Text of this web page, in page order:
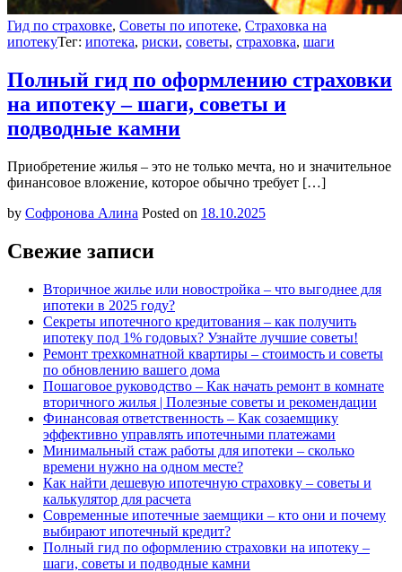
Гид по страховке, Советы по ипотеке, Страховка на
ипотекуТег: ипотека, риски, советы, страховка, шаги
Полный гид по оформлению страховки
на ипотеку – шаги, советы и
подводные камни
Приобретение жилья – это не только мечта, но и значительное
финансовое вложение, которое обычно требует […]
by Софронова Алина Posted on 18.10.2025
Свежие записи
Вторичное жилье или новостройка – что выгоднее для
ипотеки в 2025 году?
Секреты ипотечного кредитования – как получить
ипотеку под 1% годовых? Узнайте лучшие советы!
Ремонт трехкомнатной квартиры – стоимость и советы
по обновлению вашего дома
Пошаговое руководство – Как начать ремонт в комнате
вторичного жилья | Полезные советы и рекомендации
Финансовая ответственность – Как созаемщику
эффективно управлять ипотечными платежами
Минимальный стаж работы для ипотеки – сколько
времени нужно на одном месте?
Как найти дешевую ипотечную страховку – советы и
калькулятор для расчета
Современные ипотечные заемщики – кто они и почему
выбирают ипотечный кредит?
Полный гид по оформлению страховки на ипотеку –
шаги, советы и подводные камни